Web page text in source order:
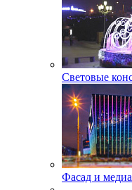
Световые
Фасад и